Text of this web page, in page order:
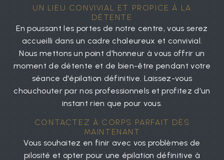
UN LIEU CONVIVIAL ET PROPICE À LA
DÉTENTE
En poussant les portes de notre centre, vous serez
accueilli dans un cadre chaleureux et convivial.
Nous mettons un point d'honneur à vous offrir un
moment de détente et de bien-être pendant votre
séance d'épilation définitive. Laissez-vous
chouchouter par nos professionnels et profitez d'un
instant rien que pour vous.
CONTACTEZ À CORPS PARFAIT DÈS
MAINTENANT
Vous souhaitez en finir avec vos problèmes de
pilosité et opter pour une épilation définitive à